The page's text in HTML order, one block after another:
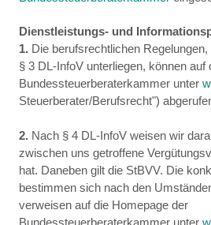
Dienstleistungs- und
1. Die berufsrechtlichen
§ 3 DL-InfoV unterliegen, können auf
Bundessteuerberaterkammer unter
Steuerberater/Berufsrecht")
2. Nach § 4 DL-InfoV weisen wir
zwischen uns getroffene
hat. Daneben gilt die StBVV. Die
bestimmen sich nach den
verweisen auf die Homepage der
Bundessteuerberaterkammer unter